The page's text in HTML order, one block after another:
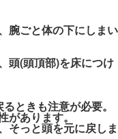
腕ごと体の下にしまい
頭(頭頂部)を床につけ
ときも注意が必要。
があります。
そっと頭を元に戻しま